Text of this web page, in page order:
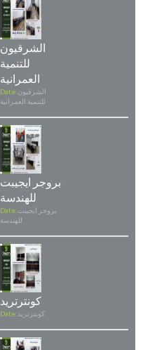
الشرقيون
للتنمية
العمرانية
Date:الشرقيون
للتنمية العمرانية
بروجر ايجيبت
للهندسة
Date:بروجر ايجيبت
للهندسة
كونترتريد
Date: كونترتريد